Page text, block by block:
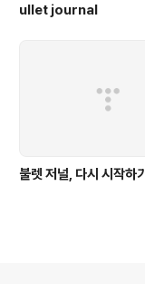
ullet journal
불렛 저널, 다시 시작하기